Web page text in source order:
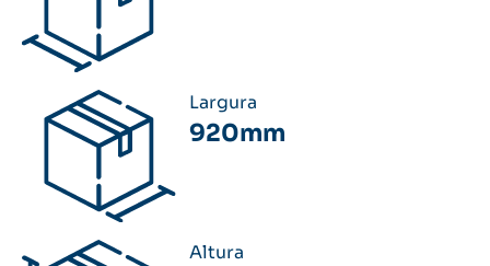
Largura
920mm
Altura